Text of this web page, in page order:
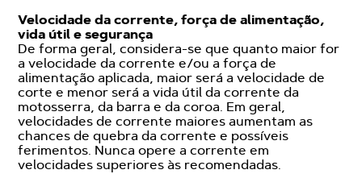
Velocidade da corrente, força de alimentação,
vida útil e segurança
De forma geral, considera-se que quanto maior for
a velocidade da corrente e/ou a força de
alimentação aplicada, maior será a velocidade de
corte e menor será a vida útil da corrente da
motosserra, da barra e da coroa. Em geral,
velocidades de corrente maiores aumentam as
chances de quebra da corrente e possíveis
ferimentos. Nunca opere a corrente em
velocidades superiores às recomendadas.